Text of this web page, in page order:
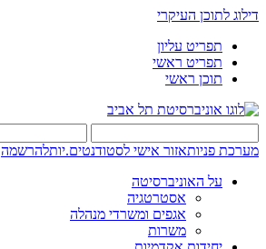
דילוג לתוכן העיקרי
תפריט עליון
תפריט ראשי
תוכן ראשי
מערכת פניותאזור אישי לסטודנטים.יותלהרשמה
על האוניברסיטה
אסטרטגיה
אגפים ומשרדי מנהלה
משרות